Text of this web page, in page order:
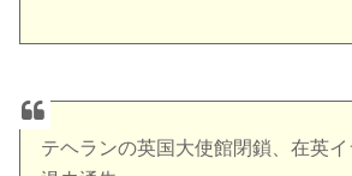
テヘランの英国大使館閉鎖、在英